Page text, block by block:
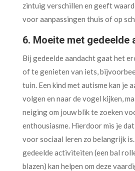
zintuig verschillen en geeft
voor aanpassingen thuis of op
6. Moeite met gedeelde
Bij gedeelde aandacht gaat het
of te genieten van iets,
tuin. Een kind met autisme kan je
volgen en naar de vogel kijken,
neiging om jouw blik te zoeken
enthousiasme. Hierdoor mis je dat
voor sociaal leren zo belangrijk
gedeelde activiteiten (een bal
blazen) kan helpen om deze